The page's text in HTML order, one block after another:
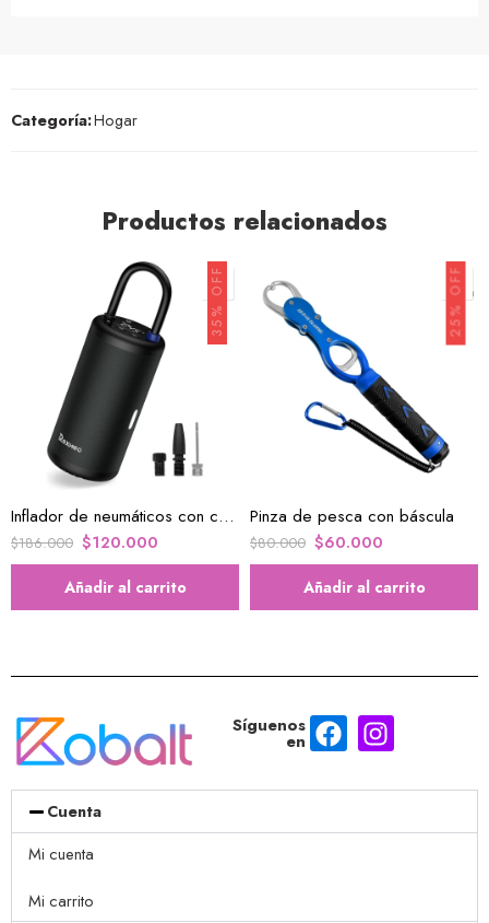
Categoría:Hogar
Productos relacionados
35% OFF
Inflador de neumáticos con compresor de aire portátil
$186.000 $120.000
Añadir al carrito
25% OFF
Pinza de pesca con báscula
$80.000 $60.000
Añadir al carrito
Síguenos
en
Cuenta
Mi cuenta
Mi carrito